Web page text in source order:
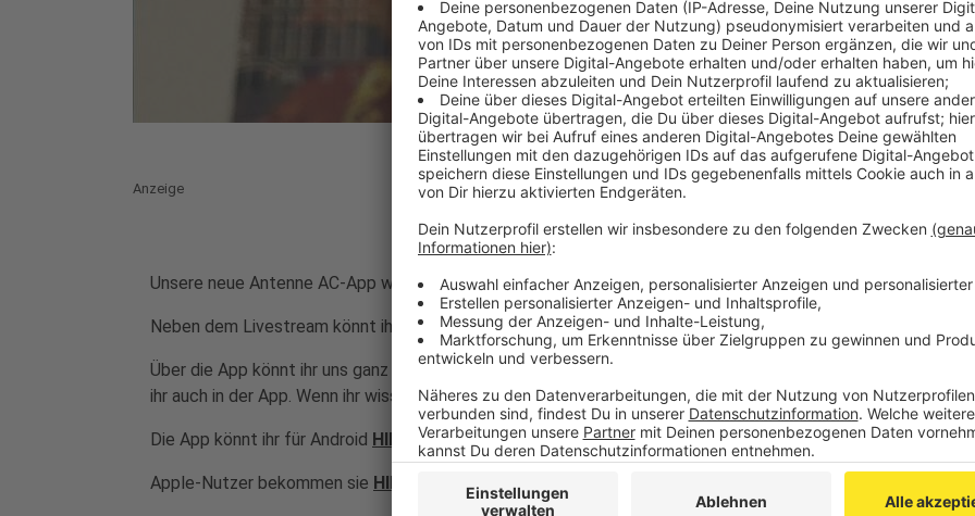
Anzeige
Unsere neue Antenne AC-App wartet im Appstore auf euch!
Neben dem Livestream könnt ihr lokale Nachrichten hören und lesen, genau wie alles Wichtige aus NRW,
Über die App könnt ihr uns ganz schnell und einfach Verkehrshinweise reinschicken oder anrufen. Was
ihr auch in der App. Wenn ihr wissen wollt, welcher Song eben lief: auch kein Problem! Einfach in der Playlist
Die App könnt ihr für Android HIER runterladen.
Apple-Nutzer bekommen sie HIER.